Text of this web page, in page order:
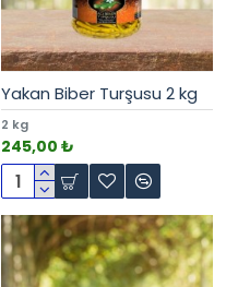
2 kg
Yakan Biber Turşusu 2 kg
245,00 ₺